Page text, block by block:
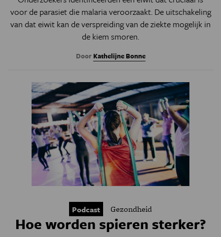
voor de parasiet die malaria veroorzaakt. De uitschakeling
van dat eiwit kan de verspreiding van de ziekte mogelijk in
de kiem smoren.
Door Kathelijne Bonne
Podcast Gezondheid
Hoe worden spieren sterker?